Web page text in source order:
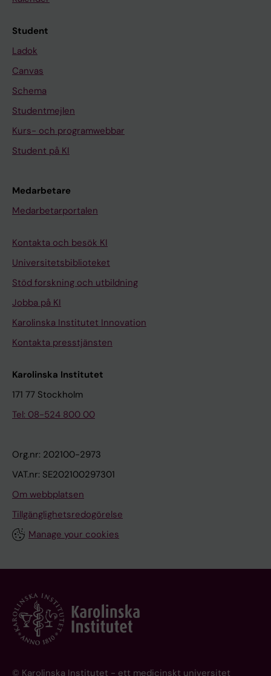
Student
Ladok
Canvas
Schema
Studentmejlen
Kurs- och programwebbar
Student på KI
Medarbetare
Medarbetarportalen
Kontakta och besök KI
Universitetsbiblioteket
Stöd forskning och utbildning
Jobba på KI
Karolinska Institutet Innovation
Kontakta presstjänsten
Karolinska Institutet
171 77 Stockholm
Tel: 08-524 800 00
Org.nr: 202100-2973
VAT.nr: SE202100297301
Om webbplatsen
Tillgänglighetsredogörelse
Manage your cookies
© Karolinska Institutet - ett medicinskt universitet